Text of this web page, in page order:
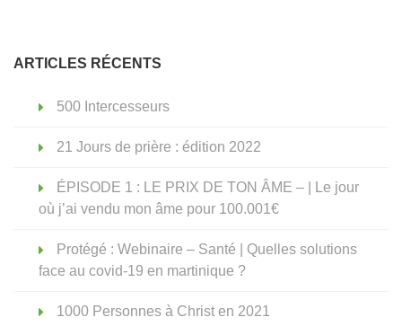
ARTICLES RÉCENTS
500 Intercesseurs
21 Jours de prière : édition 2022
ÉPISODE 1 : LE PRIX DE TON ÂME – | Le jour
où j’ai vendu mon âme pour 100.001€
Protégé : Webinaire – Santé | Quelles solutions
face au covid-19 en martinique ?
1000 Personnes à Christ en 2021